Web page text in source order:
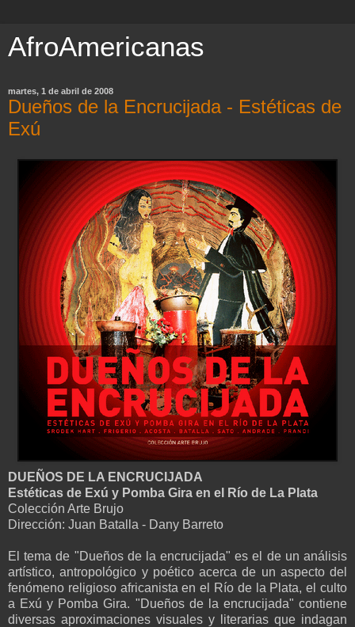
AfroAmericanas
martes, 1 de abril de 2008
Dueños de la Encrucijada - Estéticas de
Exú
DUEÑOS DE LA ENCRUCIJADA
Estéticas de Exú y Pomba Gira en el Río de La Plata
Colección Arte Brujo
Dirección: Juan Batalla - Dany Barreto
El tema de "Dueños de la encrucijada" es el de un análisis
artístico, antropológico y poético acerca de un aspecto del
fenómeno religioso africanista en el Río de la Plata, el culto
a Exú y Pomba Gira. "Dueños de la encrucijada" contiene
diversas aproximaciones visuales y literarias que indagan